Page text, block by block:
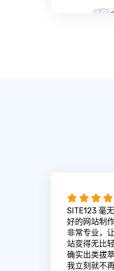
SITE123 毫
好的网站制
非常专业，
站变得无比
确实出类拔
我立刻就不